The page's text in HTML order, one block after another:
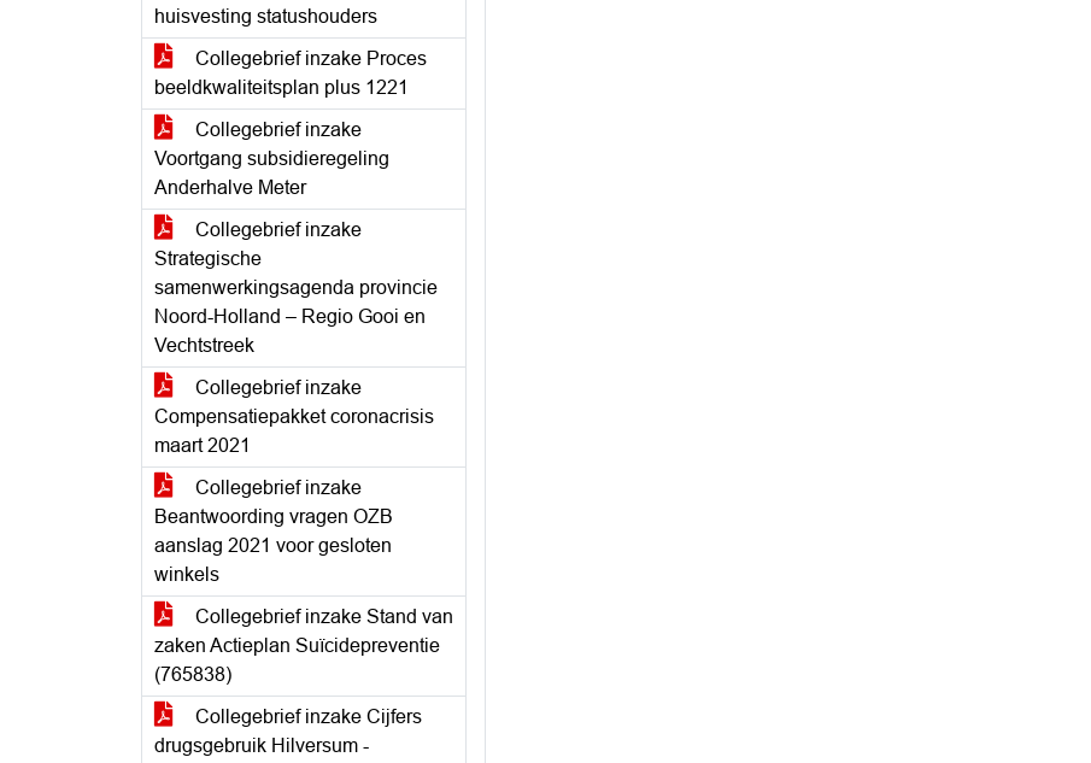
huisvesting statushouders
Collegebrief inzake Proces
beeldkwaliteitsplan plus 1221
Collegebrief inzake
Voortgang subsidieregeling
Anderhalve Meter
Collegebrief inzake
Strategische
samenwerkingsagenda provincie
Noord-Holland – Regio Gooi en
Vechtstreek
Collegebrief inzake
Compensatiepakket coronacrisis
maart 2021
Collegebrief inzake
Beantwoording vragen OZB
aanslag 2021 voor gesloten
winkels
Collegebrief inzake Stand van
zaken Actieplan Suïcidepreventie
(765838)
Collegebrief inzake Cijfers
drugsgebruik Hilversum -